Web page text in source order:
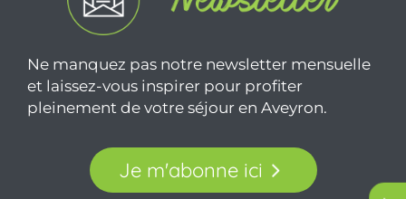
Ne manquez pas notre newsletter mensuelle
et laissez-vous inspirer pour profiter
pleinement de votre séjour en Aveyron.
Je m'abonne ici